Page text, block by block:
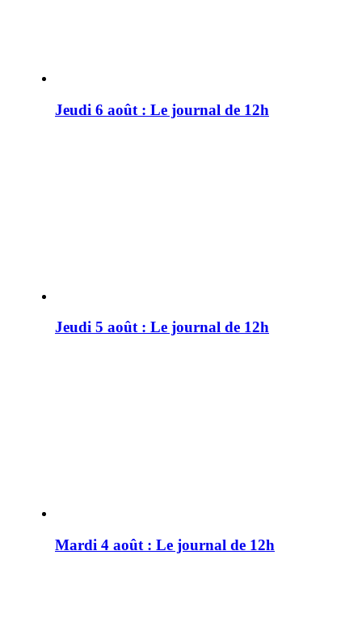
Jeudi 6 août : Le journal de 12h
Jeudi 5 août : Le journal de 12h
Mardi 4 août : Le journal de 12h